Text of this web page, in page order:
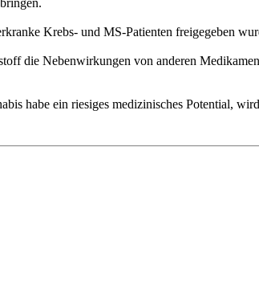
Krebs- und MS-Patienten freigegeben
die Nebenwirkungen von anderen
habe ein riesiges medizinisches Potential,